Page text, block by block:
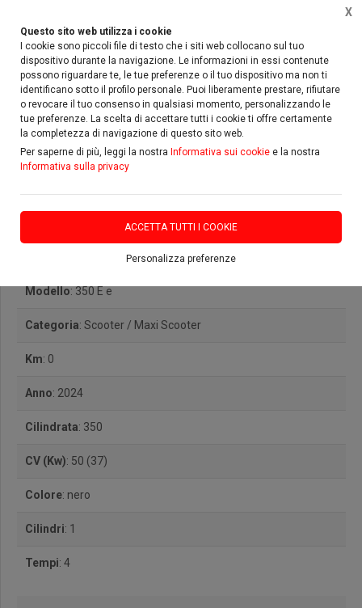
Questo sito web utilizza i cookie
I cookie sono piccoli file di testo che i siti web collocano sul tuo
dispositivo durante la navigazione. Le informazioni in essi contenute
possono riguardare te, le tue preferenze o il tuo dispositivo ma non ti
identificano sotto il profilo personale. Puoi liberamente prestare, rifiutare
o revocare il tuo consenso in qualsiasi momento, personalizzando le
tue preferenze. La scelta di accettare tutti i cookie ti offre certamente
la completezza di navigazione di questo sito web.
Per saperne di più, leggi la nostra Informativa sui cookie e la nostra
Informativa sulla privacy
ACCETTA TUTTI I COOKIE
Personalizza preferenze
X
Home Vetrina Zontes 350 E
Zontes 350 E e
Modello: 350 E e
Categoria: Scooter / Maxi Scooter
Km: 0
Anno: 2024
Cilindrata: 350
CV (Kw): 50 (37)
Colore: nero
Cilindri: 1
Tempi: 4